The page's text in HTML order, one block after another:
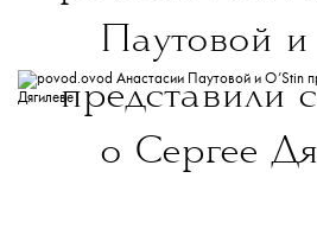
Паутовой и
представили
о Сергее